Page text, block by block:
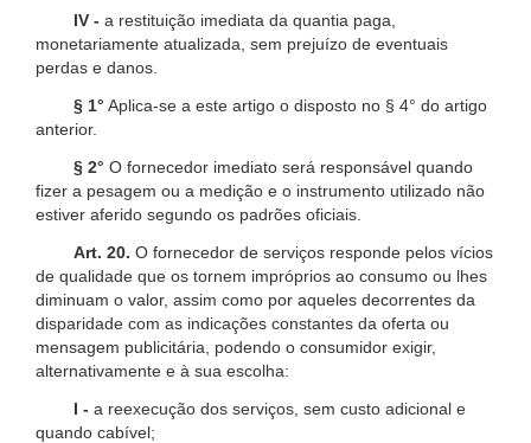
IV - a restituição imediata da quantia paga,
monetariamente atualizada, sem prejuízo de eventuais
perdas e danos.
§ 1° Aplica-se a este artigo o disposto no § 4° do artigo
anterior.
§ 2° O fornecedor imediato será responsável quando
fizer a pesagem ou a medição e o instrumento utilizado não
estiver aferido segundo os padrões oficiais.
Art. 20. O fornecedor de serviços responde pelos vícios
de qualidade que os tornem impróprios ao consumo ou lhes
diminuam o valor, assim como por aqueles decorrentes da
disparidade com as indicações constantes da oferta ou
mensagem publicitária, podendo o consumidor exigir,
alternativamente e à sua escolha:
I - a reexecução dos serviços, sem custo adicional e
quando cabível;